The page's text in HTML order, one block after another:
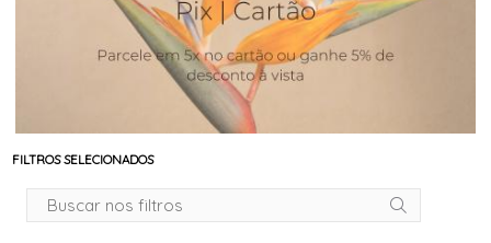
FILTROS SELECIONADOS